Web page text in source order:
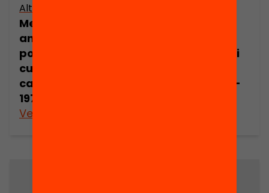
Altres arxius
Memòries (50
anys d’acció
política, social i
cultural
catalana, 1920-
1970) (part 5)
Veure’n més
política, social i
catalana, 1920-